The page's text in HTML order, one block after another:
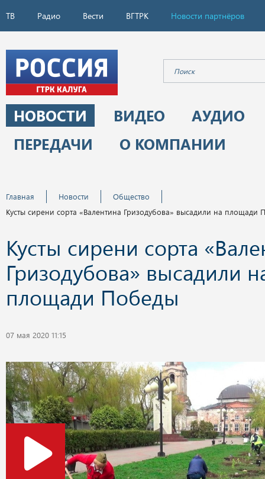
ТВ Радио Вести ВГТРК Новости партнёров
НОВОСТИ ВИДЕО
АУДИО
ПЕРЕДАЧИ
О КОМПАНИИ
Главная Новости
Общество
Кусты сирени сорта «Валентина Гризодубова» высадили на площади
Кусты сирени сорта
Гризодубова» высадили
площади Победы
07 мая 2020 11:15